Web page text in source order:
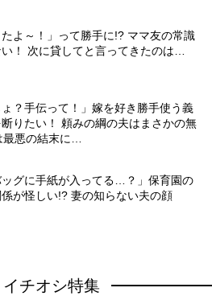
たよ～！」って勝手に!? ママ友の常識
！ 次に貸してと言ってきたのは…
ょ？手伝って！」嫁を好き勝手使う義
りたい！ 頼みの綱の夫はまさかの無
悪の結末に…
ッグに手紙が入ってる…？」保育園の
が怪しい!? 妻の知らない夫の顔
チオシ特集